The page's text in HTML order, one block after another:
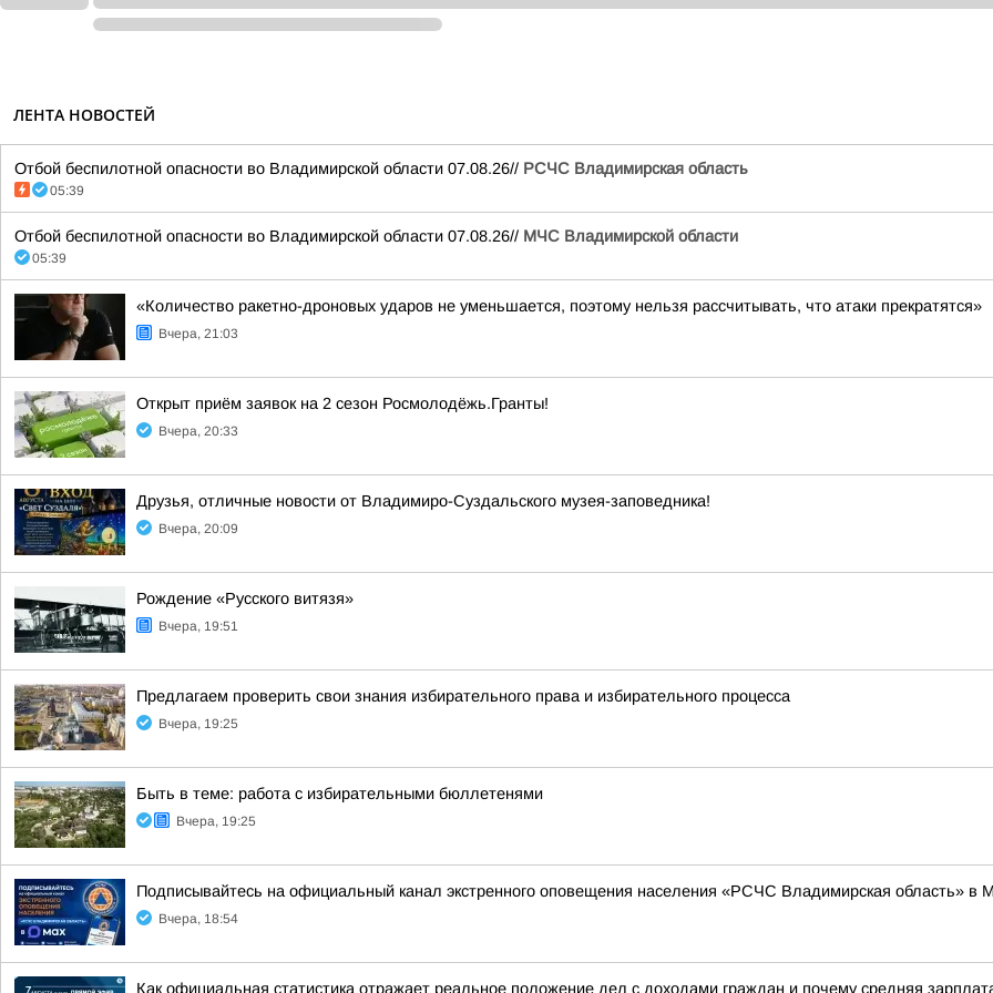
ЛЕНТА НОВОСТЕЙ
Отбой беспилотной опасности во Владимирской области 07.08.26// РСЧС Владимирская область
05:39
Отбой беспилотной опасности во Владимирской области 07.08.26// МЧС Владимирской области
05:39
«Количество ракетно-дроновых ударов не уменьшается, поэтому нельзя рассчитывать, что атаки прекратятся»
Вчера, 21:03
Открыт приём заявок на 2 сезон Росмолодёжь.Гранты!
Вчера, 20:33
Друзья, отличные новости от Владимиро-Суздальского музея-заповедника!
Вчера, 20:09
Рождение «Русского витязя»
Вчера, 19:51
Предлагаем проверить свои знания избирательного права и избирательного процесса
Вчера, 19:25
Быть в теме: работа с избирательными бюллетенями
Вчера, 19:25
Подписывайтесь на официальный канал экстренного оповещения населения «РСЧС Владимирская область» в
Вчера, 18:54
Как официальная статистика отражает реальное положение дел с доходами граждан и почему средняя